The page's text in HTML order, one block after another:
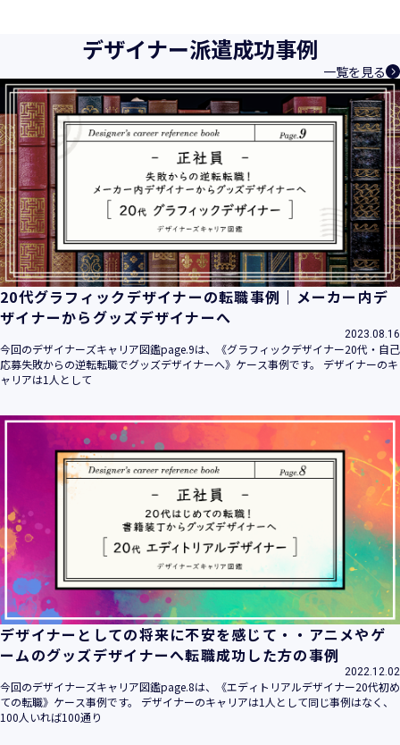
様、お取引先関係者の個人情報及び特定個人情報などを、人
材派遣サービス、人材紹介サービス、請負サービス、その
他、利用者の皆さまの「活躍の場の創造」と「就業の機会の
創出」に利用しています。また、従業者の情報及び特定個人
情報などを従業者管理に利用します。これらから当社にとっ
て個人情報及び特定個人情報の保護が重大な責務であると同
時に、個人情報などの保護を徹底することは企業の社会的責
務と認識しております。そこで、個人情報保護理念と自ら定
めた行動規範に基づき、社会的使命を十分に認識し、本人の
権利の保護、個人情報に関する法規制等を遵守致します。
また、以下に示す方針を具現化するための個人情報保護マネ
ジメントシステムを構築し、最新のＩＴ技術の動向、社会的
要請の変化、経営環境の変動等を常に認識しながら、その継
続的改善に、全社を挙げて取り組むことをここに宣言致しま
す。
当社は、事業の目的に適切な個人情報の取得・利用及び提供
を行い、特定された利用目的の達成に必要な範囲を超えた個
人情報の取扱いを行いません。また、そのための措置を講じ
当社は個人情報の取扱いに関する法令、国が定める指針その
他の規範を遵守致します。
当社は個人情報の漏えい、滅失、き損などのリスクに対して
は、合理的な安全対策を講じて防止する規程、体制を構築
し、継続的に向上させていきます。また、万一の際には速や
かに是正措置を講じます。
当社は個人情報取扱いに関する苦情及び相談に対しては、迅
速かつ誠実に対応致します。
個人情報保護マネジメントシステムは、当社を取り巻く環境
の変化と実情を踏まえ、適時・適切に見直して継続的に改善
をはかっていきます。
個人情報保護方針に関するお問合せ先 兼 個人情報に関する苦
情・相談窓口
株式会社 ユウクリ 個人情報保護管理責任者 安部 洋平
〒151-0073 東京都渋谷区笹塚1-55-7 マルエスファーストビ
ル 7F
デザイナー派遣成功事例
一覧を見る
20代グラフィックデザイナーの転職事例｜メーカー内デ
ザイナーからグッズデザイナーへ
2023.08.16
今回のデザイナーズキャリア図鑑page.9は、《グラフィックデザイナー20代・自己
応募失敗からの逆転転職でグッズデザイナーへ》ケース事例です。 デザイナーのキ
ャリアは1人として
デザイナーとしての将来に不安を感じて・・アニメやゲ
ームのグッズデザイナーへ転職成功した方の事例
2022.12.02
今回のデザイナーズキャリア図鑑page.8は、《エディトリアルデザイナー20代初め
ての転職》ケース事例です。 デザイナーのキャリアは1人として同じ事例はなく、
100人いれば100通り